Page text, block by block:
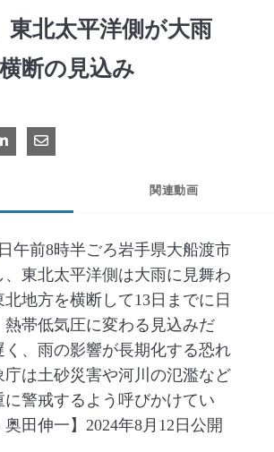
東北太平洋側が大雨
断の見込み
有
有する
LinkedIn で共有
電子メールで共有
関連動画
午前8時半ごろ岩手県大船渡市
、東北太平洋側は大雨に見舞わ
地方を横断して13日までに日
熱帯低気圧に変わる見込みだ
く、雨の影響が長期化する恐れ
庁は土砂災害や河川の氾濫など
に警戒するよう呼びかけてい
田伸一】2024年8月12日公開